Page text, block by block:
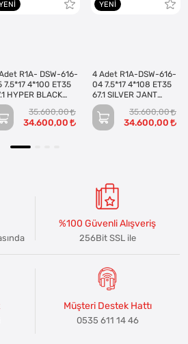
R1A- DSW-616-
7.5*17 4*100 ET35
(Takım)
35.600,00
34.600,00
YENI
4 Adet R1A-DSW-616-
04 7.5*17 4*108 ET35
67.1 SILVER JANT
(Takım)
35.600,00
34.600,00
%100 Güvenli Alışveriş
256Bit SSL ile
Müşteri Destek Hattı
0535 611 14 46